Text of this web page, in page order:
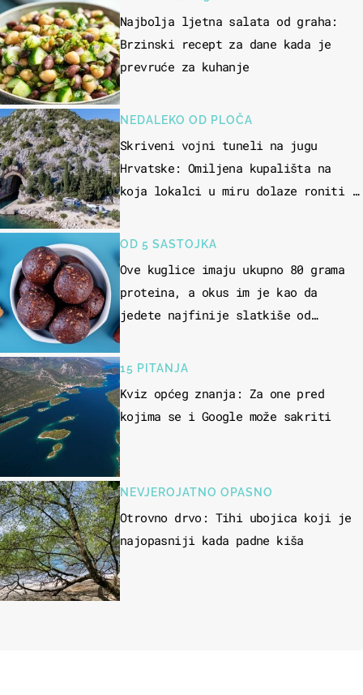
Najbolja ljetna salata od graha:
Brzinski recept za dane kada je
prevruće za kuhanje
NEDALEKO OD PLOČA
Skriveni vojni tuneli na jugu
Hrvatske: Omiljena kupališta na
koja lokalci u miru dolaze roniti i
OD 5 SASTOJKA
Ove kuglice imaju ukupno 80 grama
proteina, a okus im je kao da
jedete najfinije slatkiše od
15 PITANJA
Kviz općeg znanja: Za one pred
kojima se i Google može sakriti
NEVJEROJATNO OPASNO
Otrovno drvo: Tihi ubojica koji je
najopasniji kada padne kiša